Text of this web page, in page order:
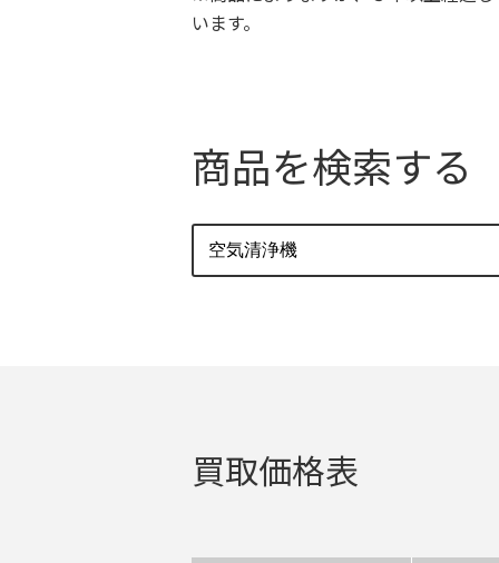
います。
商品を検索する
買取価格表